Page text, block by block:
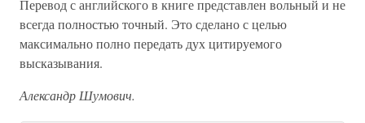
Перевод с английского в книге представлен вольный и не
всегда полностью точный. Это сделано с целью
максимально полно передать дух цитируемого
высказывания.
Александр Шумович.